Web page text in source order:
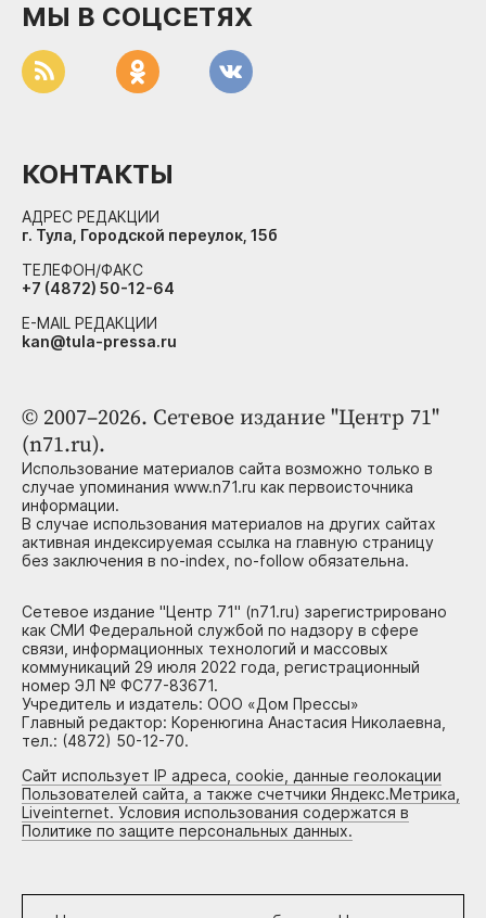
© 2007–2026. Сетевое издание "Центр 71"
(n71.ru).
Использование материалов сайта возможно только в
случае упоминания www.n71.ru как первоисточника
информации.
В случае использования материалов на других сайтах
активная индексируемая ссылка на главную страницу
без заключения в no-index, no-follow обязательна.
Сетевое издание "Центр 71" (n71.ru) зарегистрировано
как СМИ Федеральной службой по надзору в сфере
связи, информационных технологий и массовых
коммуникаций 29 июля 2022 года, регистрационный
номер ЭЛ № ФС77-83671.
Учредитель и издатель: ООО «Дом Прессы»
Главный редактор: Коренюгина Анастасия Николаевна,
тел.: (4872) 50-12-70.
Сайт использует IP адреса, cookie, данные геолокации
Пользователей сайта, а также счетчики Яндекс.Метрика,
Liveinternet. Условия использования содержатся в
Политике по защите персональных данных.
МЫ В СОЦСЕТЯХ
КОНТАКТЫ
АДРЕС РЕДАКЦИИ
г. Тула, Городской переулок, 15б
ТЕЛЕФОН/ФАКС
+7 (4872) 50-12-64
E-MAIL РЕДАКЦИИ
kan@tula-pressa.ru